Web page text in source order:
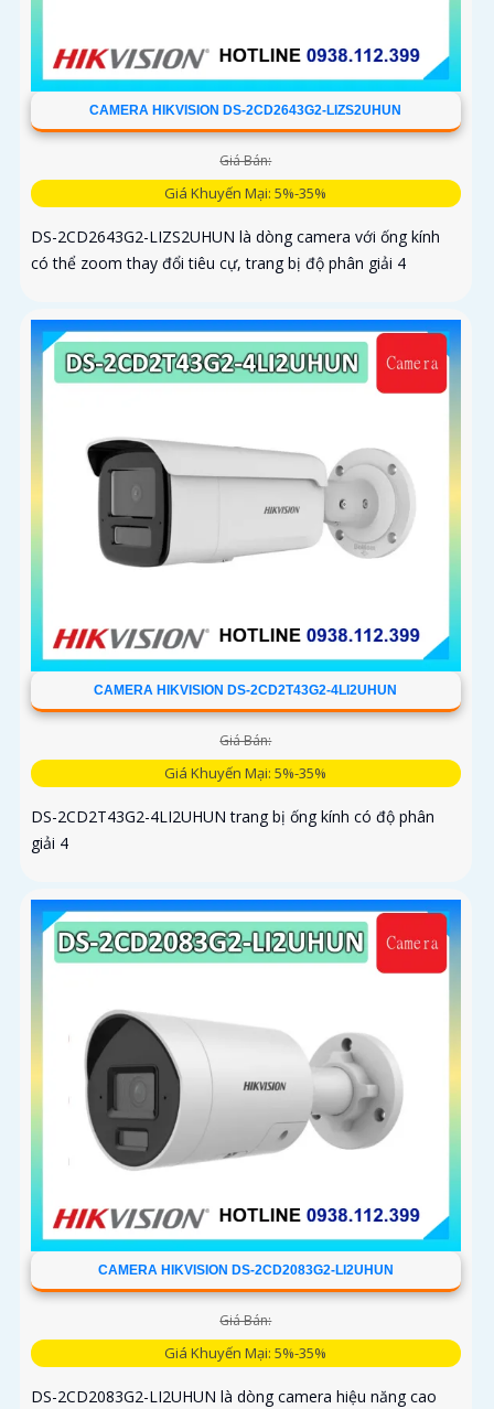
CAMERA HIKVISION DS-2CD2643G2-LIZS2UHUN
Giá Bán:
Giá Khuyến Mại: 5%-35%
DS-2CD2643G2-LIZS2UHUN là dòng camera với ống kính
có thể zoom thay đổi tiêu cự, trang bị độ phân giải 4
CAMERA HIKVISION DS-2CD2T43G2-4LI2UHUN
Giá Bán:
Giá Khuyến Mại: 5%-35%
DS-2CD2T43G2-4LI2UHUN trang bị ống kính có độ phân
giải 4
CAMERA HIKVISION DS-2CD2083G2-LI2UHUN
Giá Bán:
Giá Khuyến Mại: 5%-35%
DS-2CD2083G2-LI2UHUN là dòng camera hiệu năng cao